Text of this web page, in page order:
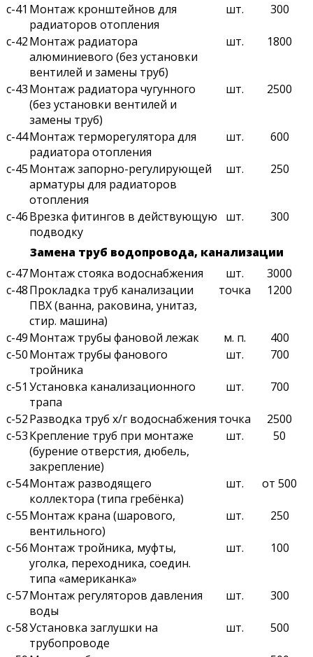
с-41 Монтаж кронштейнов для
радиаторов отопления
шт. 300
с-42Монтаж радиатора
алюминиевого (без установки
вентилей и замены труб)
шт. 1800
с-43Монтаж радиатора чугунного
(без установки вентилей и
замены труб)
шт. 2500
с-44Монтаж терморегулятора для
радиатора отопления
шт. 600
с-45Монтаж запорно-регулирующей
арматуры для радиаторов
отопления
шт. 250
с-46Врезка фитингов в действующую
подводку
шт. 300
Замена труб водопровода, канализации
с-47Монтаж стояка водоснабжения шт.
3000
с-48Прокладка труб канализации
ПВХ (ванна, раковина, унитаз,
стир. машина)
точка 1200
с-49Монтаж трубы фановой лежак м. п.
400
с-50Монтаж трубы фанового
тройника
шт. 700
с-51 Установка канализационного
трапа
шт. 700
с-52Разводка труб х/г водоснабжения точка
2500
с-53Крепление труб при монтаже
(бурение отверстия, дюбель,
закрепление)
шт. 50
с-54Монтаж разводящего
коллектора (типа гребёнка)
шт. от 500
с-55Монтаж крана (шарового,
вентильного)
шт. 250
с-56Монтаж тройника, муфты,
уголка, переходника, соедин.
типа «американка»
шт. 100
с-57Монтаж регуляторов давления
воды
шт. 300
с-58Установка заглушки на
трубопроводе
шт. 500